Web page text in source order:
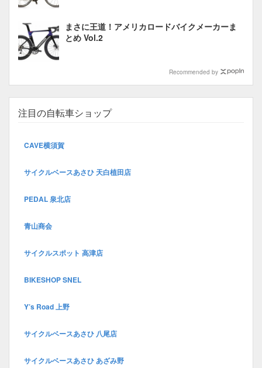
まさに王道！アメリカロードバイクメーカーま
とめ Vol.2
Recommended by
注目の自転車ショップ
CAVE横須賀
サイクルベースあさひ 天白植田店
PEDAL 泉北店
青山商会
サイクルスポット 高津店
BIKESHOP SNEL
Y’s Road 上野
サイクルベースあさひ 八尾店
サイクルベースあさひ あざみ野